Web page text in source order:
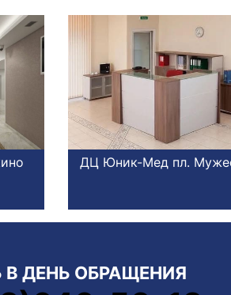
ДЦ Юник-Мед пл.
В ДЕНЬ ОБРАЩЕНИЯ